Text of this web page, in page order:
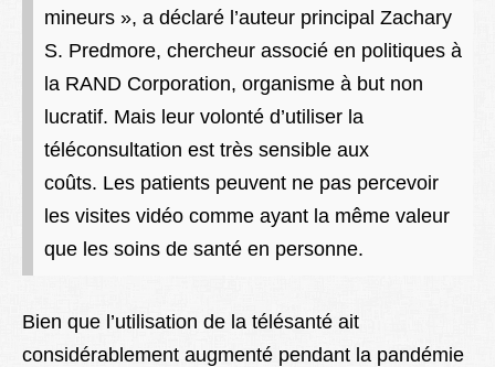
mineurs », a déclaré l’auteur principal Zachary
S. Predmore, chercheur associé en politiques à
la RAND Corporation, organisme à but non
lucratif. Mais leur volonté d’utiliser la
téléconsultation est très sensible aux
coûts. Les patients peuvent ne pas percevoir
les visites vidéo comme ayant la même valeur
que les soins de santé en personne.
Bien que l’utilisation de la télésanté ait
considérablement augmenté pendant la pandémie